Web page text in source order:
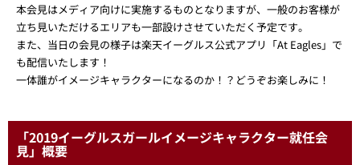
本会見はメディア向けに実施するものとなりますが、一般のお客様が
立ち見いただけるエリアも一部設けさせていただく予定です。
また、当日の会見の様子は楽天イーグルス公式アプリ「At Eagles」で
も配信いたします！
一体誰がイメージキャラクターになるのか！？どうぞお楽しみに！
「2019イーグルスガールイメージキャラクター就任会
見」概要